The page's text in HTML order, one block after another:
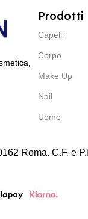
Prodotti
Capelli
Corpo
Make Up
Nail
Uomo
Roma. C.F. e